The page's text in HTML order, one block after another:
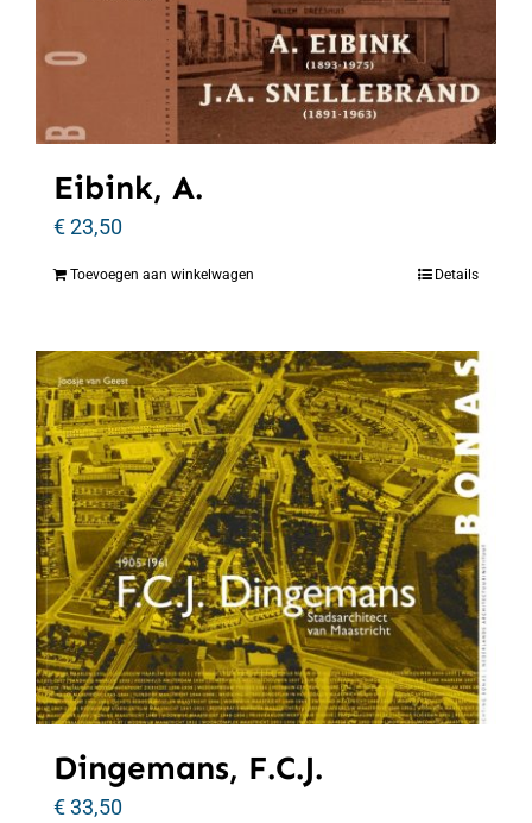
Eibink, A.
€23,50
Toevoegen aan winkelwagen Details
Dingemans, F.C.J.
€33,50